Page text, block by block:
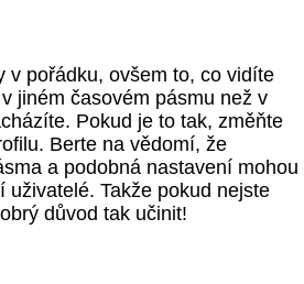
v pořádku, ovšem to, co vidíte
jiném časovém pásmu než v
Pokud je to tak, změňte
Berte na vědomí, že
a podobná nastavení mohou
uživatelé. Takže pokud nejste
důvod tak učinit!